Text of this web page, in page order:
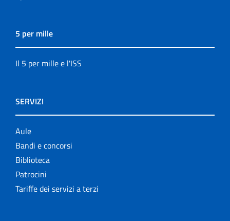
5 per mille
Il 5 per mille e l'ISS
SERVIZI
Aule
Bandi e concorsi
Biblioteca
Patrocini
Tariffe dei servizi a terzi